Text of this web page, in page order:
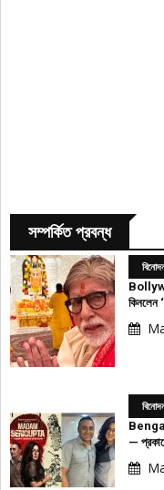
সম্পর্কিত প্রবন্ধ
কিনলেন
—